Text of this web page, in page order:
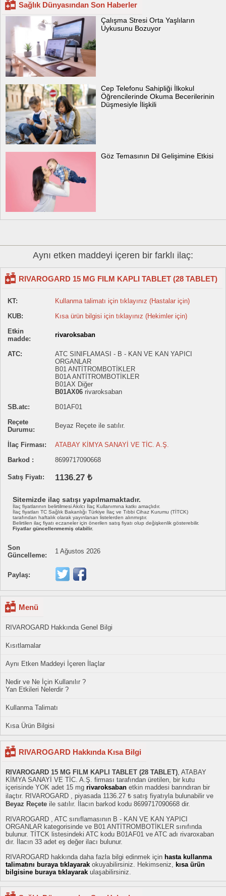
Sağlık Dünyasından Son Haberler
Çalışma Stresi Orta Yaşlıların
Uykusunu Bozuyor
Cep Telefonu Sahipliği İlkokul
Öğrencilerinde Okuma Becerilerinin
Düşmesiyle İlişkili
Göz Temasının Dil Gelişimine Etkisi
Aynı etken maddeyi içeren bir farklı ilaç:
RIVAROGARD 15 MG FILM KAPLI TABLET (28 TABLET)
KT:
Kullanma talimatı için tıklayınız (Hastalar için)
KUB:
Kısa ürün bilgisi için tıklayınız (Hekimler için)
Etkin
madde:
rivaroksaban
ATC:
ATC SINIFLAMASI - B - KAN VE KAN YAPICI
ORGANLAR
B01 ANTİTROMBOTİKLER
B01A ANTİTROMBOTİKLER
B01AX Diğer
B01AX06 rivaroksaban
SB.atc:
B01AF01
Reçete
Durumu:
Beyaz Reçete ile satılır.
İlaç Firması:
ATABAY KİMYA SANAYİ VE TİC. A.Ş.
Barkod :
8699717090668
Satış Fiyatı: 1136.27 ₺
Sitemizde ilaç satışı yapılmamaktadır.
İlaç fiyatlarının belirtilmesi Akılcı İlaç Kullanımına katkı amaçlıdır.
İlaç fiyatları TC Sağlık Bakanlığı Türkiye İlaç ve Tıbbi Cihaz Kurumu (TİTCK)
tarafından haftalık olarak yayınlanan listelerden alınmıştır.
Belirtilen ilaç fiyatı eczaneler için önerilen satış fiyatı olup değişkenlik gösterebilir.
Fiyatlar güncellenmemiş olabilir.
Son
Güncelleme:
1 Ağustos 2026
Paylaş:
Menü
RIVAROGARD Hakkında Genel Bilgi
Kısıtlamalar
Aynı Etken Maddeyi İçeren İlaçlar
Nedir ve Ne İçin Kullanılır ?
Yan Etkileri Nelerdir ?
Kullanma Talimatı
Kısa Ürün Bilgisi
RIVAROGARD Hakkında Kısa Bilgi
RIVAROGARD 15 MG FILM KAPLI TABLET (28 TABLET) , ATABAY
KİMYA SANAYİ VE TİC. A.Ş. firması tarafından üretilen, bir kutu
içerisinde YOK adet 15 mg rivaroksaban etkin maddesi barındıran bir
ilaçtır. RIVAROGARD , piyasada 1136.27 ₺ satış fiyatıyla bulunabilir ve
Beyaz Reçete ile satılır. İlacın barkod kodu 8699717090668 dir.
RIVAROGARD , ATC sınıflamasının B - KAN VE KAN YAPICI
ORGANLAR kategorisinde ve B01 ANTİTROMBOTİKLER sınıfında
bulunur. TİTCK listesindeki ATC kodu B01AF01 ve ATC adı rivaroxaban
dır. İlacın 33 adet eş değer ilacı bulunur.
RIVAROGARD hakkında daha fazla bilgi edinmek için hasta kullanma
talimatını buraya tıklayarak okuyabilirsiniz. Hekimseniz,
kısa ürün
bilgisine buraya tıklayarak ulaşabilirsiniz.